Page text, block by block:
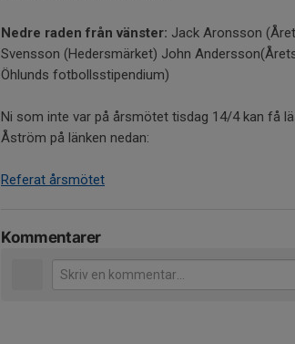
Nedre raden från vänster: Jack Aronsson
Svensson (Hedersmärket) John
Öhlunds fotbollsstipendium)
Ni som inte var på årsmötet tisdag 14/4 kan få
Åström på länken nedan:
Referat årsmötet
Kommentarer